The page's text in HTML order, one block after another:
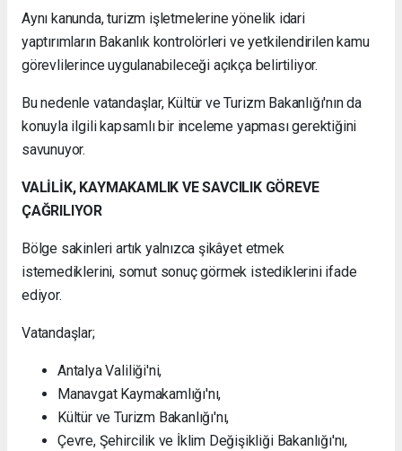
Aynı kanunda, turizm işletmelerine yönelik idari
yaptırımların Bakanlık kontrolörleri ve yetkilendirilen kamu
görevlilerince uygulanabileceği açıkça belirtiliyor.
Bu nedenle vatandaşlar, Kültür ve Turizm Bakanlığı'nın da
konuyla ilgili kapsamlı bir inceleme yapması gerektiğini
savunuyor.
VALİLİK, KAYMAKAMLIK VE SAVCILIK GÖREVE
ÇAĞRILIYOR
Bölge sakinleri artık yalnızca şikâyet etmek
istemediklerini, somut sonuç görmek istediklerini ifade
ediyor.
Vatandaşlar;
Antalya Valiliği'ni,
Manavgat Kaymakamlığı'nı,
Kültür ve Turizm Bakanlığı'nı,
Çevre, Şehircilik ve İklim Değişikliği Bakanlığı'nı,